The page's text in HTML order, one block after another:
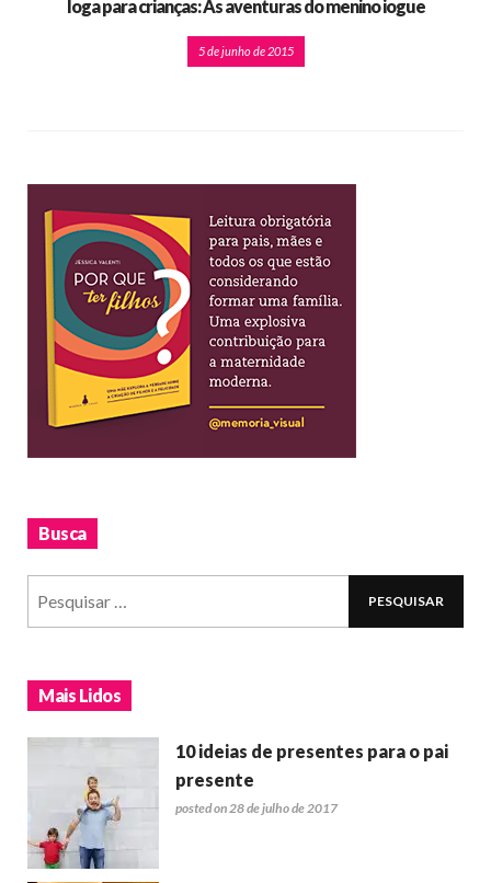
Ioga para crianças: As aventuras do menino iogue
5 de junho de 2015
Busca
Mais Lidos
10 ideias de presentes para o pai
presente
posted on 28 de julho de 2017